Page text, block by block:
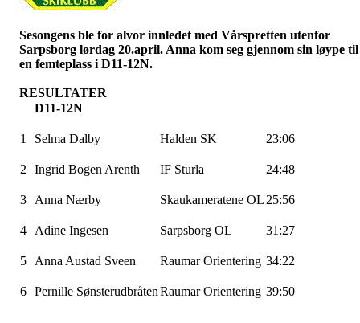
Sesongens ble for alvor innledet med Vårspretten utenfor
Sarpsborg lørdag 20.april. Anna kom seg gjennom sin løype til
en femteplass i D11-12N.
RESULTATER
D11-12N
1 Selma Dalby Halden SK 23:06
2 Ingrid Bogen Arenth IF Sturla 24:48
3 Anna Nærby Skaukameratene OL 25:56
4 Adine Ingesen Sarpsborg OL 31:27
5 Anna Austad Sveen Raumar Orientering 34:22
6 Pernille SønsterudbråtenRaumar Orientering 39:50